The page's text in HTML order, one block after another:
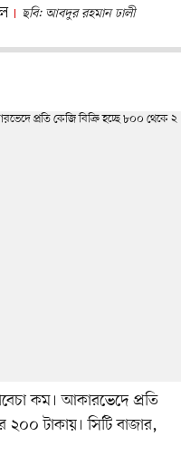
ছবি: আবদুর রহমান ঢালী
কম। আকারভেদে প্রতি
২০০ টাকায়। সিটি বাজার,